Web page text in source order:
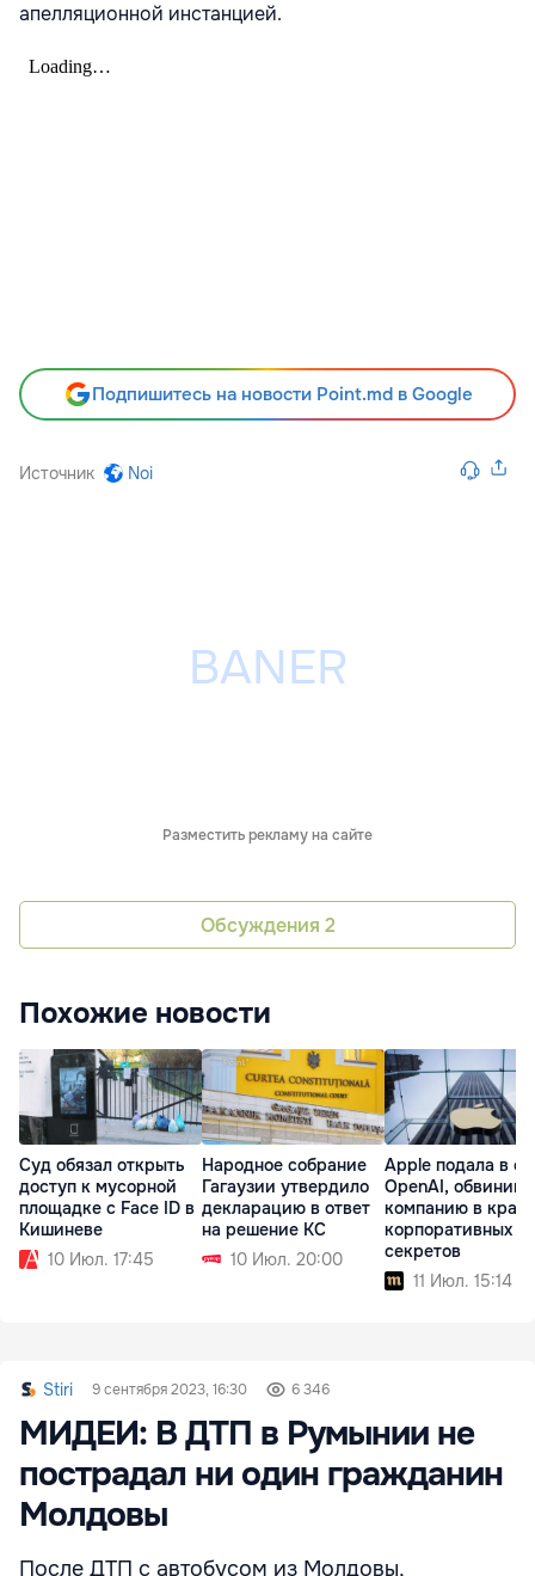
апелляционной инстанцией.
Подпишитесь на новости Point.md в Google
Источник Noi
Разместить рекламу на сайте
Обсуждения 2
Похожие новости
Суд обязал открыть
доступ к мусорной
площадке с Face ID в
Кишиневе
10 Июл. 17:45
Народное собрание
Гагаузии утвердило
декларацию в ответ
на решение КС
10 Июл. 20:00
Apple подала в
OpenAI, обвинив
компанию в
корпоративных
секретов
11 Июл. 15:14
Stiri 9 сентября 2023, 16:30 6 346
МИДЕИ: В ДТП в Румынии не
пострадал ни один гражданин
Молдовы
После ДТП с автобусом из Молдовы,